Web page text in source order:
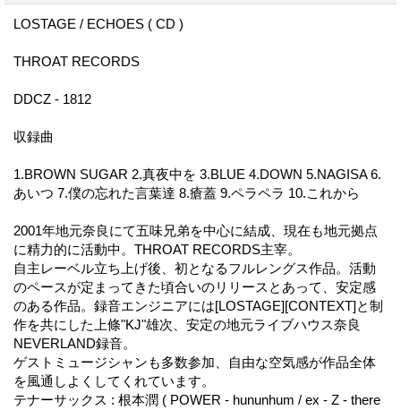
LOSTAGE / ECHOES ( CD )
THROAT RECORDS
DDCZ - 1812
収録曲
1.BROWN SUGAR 2.真夜中を 3.BLUE 4.DOWN 5.NAGISA 6.
あいつ 7.僕の忘れた言葉達 8.瘡蓋 9.ペラペラ 10.これから
2001年地元奈良にて五味兄弟を中心に結成、現在も地元拠点
に精力的に活動中。THROAT RECORDS主宰。
自主レーベル立ち上げ後、初となるフルレングス作品。活動
のペースが定まってきた頃合いのリリースとあって、安定感
のある作品。録音エンジニアには[LOSTAGE][CONTEXT]と制
作を共にした上條"KJ"雄次、安定の地元ライブハウス奈良
NEVERLAND録音。
ゲストミュージシャンも多数参加、自由な空気感が作品全体
を風通しよくしてくれています。
テナーサックス : 根本潤 ( POWER - hununhum / ex - Z - there